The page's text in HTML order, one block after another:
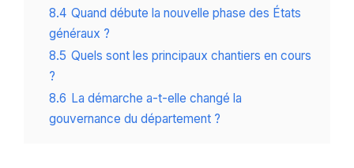
8.4 Quand débute la nouvelle phase des États
généraux ?
8.5 Quels sont les principaux chantiers en cours
?
8.6 La démarche a-t-elle changé la
gouvernance du département ?